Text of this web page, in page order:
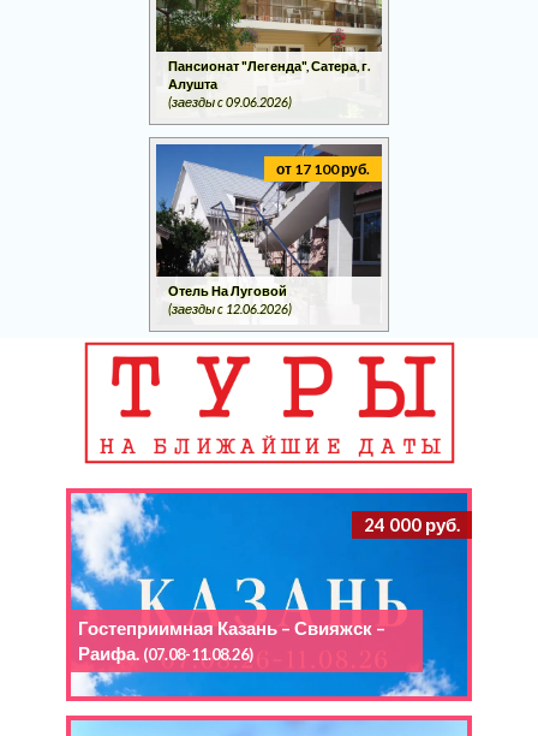
Пансионат "Легенда", Сатера, г.
Алушта
(заезды c 09.06.2026)
от 17 100 руб.
Отель На Луговой
(заезды c 12.06.2026)
24 000 руб.
Гостеприимная Казань – Свияжск –
Раифа. (07.08-11.08.26)